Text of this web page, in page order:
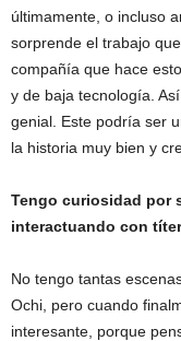
últimamente, o incluso
sorprende el trabajo
compañía que hace
y de baja tecnología.
genial. Este podría ser
la historia muy bien y
Tengo curiosidad por
interactuando con
No tengo tantas
Ochi, pero cuando
interesante, porque